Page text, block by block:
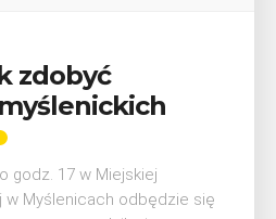
rzemieślnicy
czyli 29-30 sierpnia w
się piąta edycja Turnieju
organizowane przez